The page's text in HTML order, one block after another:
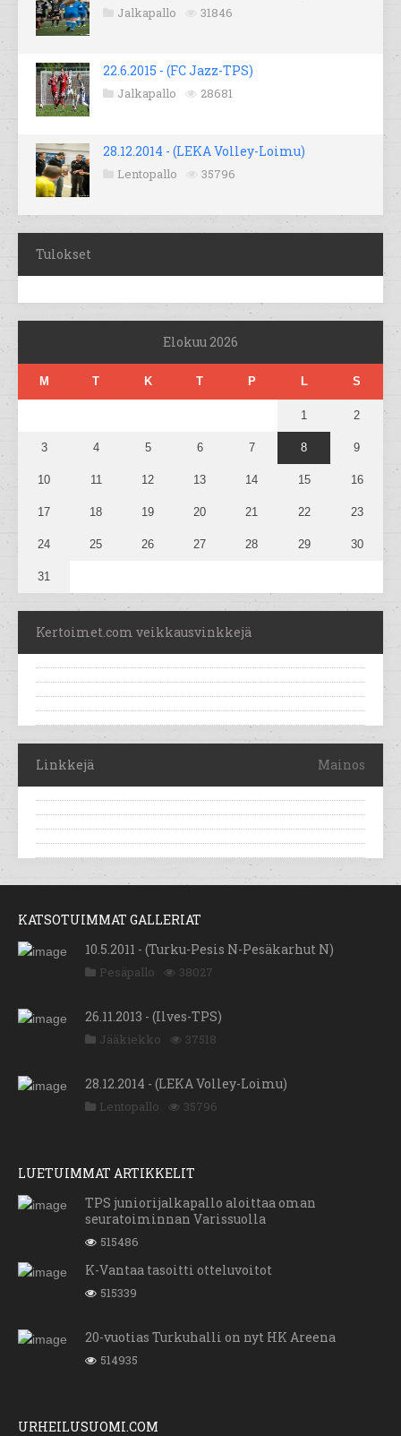
Jalkapallo 31846
22.6.2015 - (FC Jazz-TPS)
Jalkapallo 28681
28.12.2014 - (LEKA Volley-Loimu)
Lentopallo 35796
Tulokset
Elokuu 2026
M T K T P L S
1 2
3 4 5 6 7 8 9
10 11 12 13 14 15 16
17 18 19 20 21 22 23
24 25 26 27 28 29 30
31
Kertoimet.com veikkausvinkkejä
Linkkejä Mainos
KATSOTUIMMAT GALLERIAT
10.5.2011 - (Turku-Pesis N-Pesäkarhut N)
Pesäpallo 38027
26.11.2013 - (Ilves-TPS)
Jääkiekko 37518
28.12.2014 - (LEKA Volley-Loimu)
Lentopallo 35796
LUETUIMMAT ARTIKKELIT
TPS juniorijalkapallo aloittaa oman
seuratoiminnan Varissuolla
515486
K-Vantaa tasoitti otteluvoitot
515339
20-vuotias Turkuhalli on nyt HK Areena
514935
URHEILUSUOMI.COM